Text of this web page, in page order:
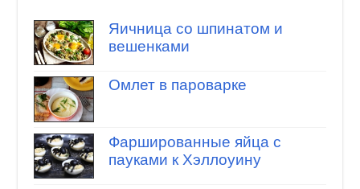
Яичница со шпинатом и
вешенками
Омлет в пароварке
Фаршированные яйца с
пауками к Хэллоуину